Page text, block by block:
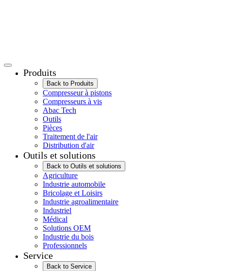
Produits
Back to Produits
Compresseur à pistons
Compresseurs à vis
Abac Tech
Outils
Pièces
Traitement de l'air
Distribution d'air
Outils et solutions
Back to Outils et solutions
Agriculture
Industrie automobile
Bricolage et Loisirs
Industrie agroalimentaire
Industriel
Médical
Solutions OEM
Industrie du bois
Professionnels
Service
Back to Service